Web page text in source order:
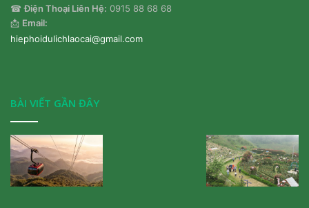
☎Điện Thoại Liên Hệ: 0915 88 68 68
📩 Email:
hiephoidulichlaocai@gmail.com
BÀI VIẾT GẦN ĐÂY